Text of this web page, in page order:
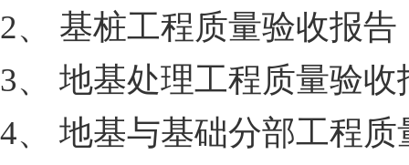
2、 基桩工程质量验收报告
3、 地基处理工程质量验收
4、 地基与基础分部工程质